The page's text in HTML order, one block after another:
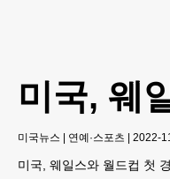
미국, 웨
미국뉴스 | 연예·스포츠 | 2022-
미국, 웨일스와 월드컵 첫